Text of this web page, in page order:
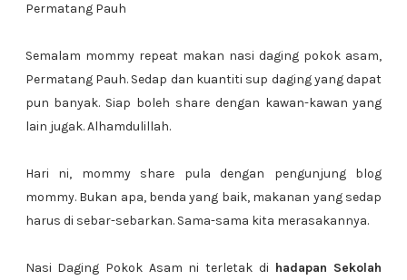
Permatang Pauh
Semalam mommy repeat makan nasi daging pokok asam,
Permatang Pauh. Sedap dan kuantiti sup daging yang dapat
pun banyak. Siap boleh share dengan kawan-kawan yang
lain jugak. Alhamdulillah.
Hari ni, mommy share pula dengan pengunjung blog
mommy. Bukan apa, benda yang baik, makanan yang sedap
harus di sebar-sebarkan. Sama-sama kita merasakannya.
Nasi Daging Pokok Asam ni terletak di hadapan Sekolah